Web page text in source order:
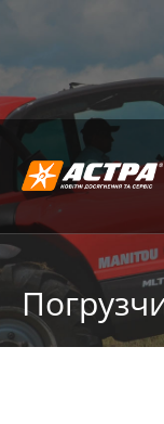
/home/astra/
on line
664